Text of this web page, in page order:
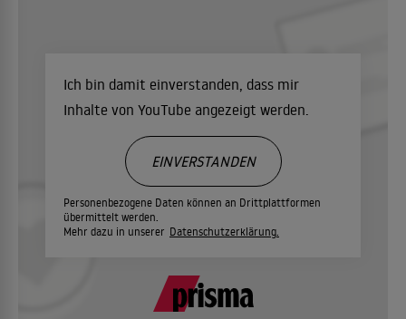
Ich bin damit einverstanden, dass mir
Inhalte von YouTube angezeigt werden.
Personenbezogene Daten können an Drittplattformen
übermittelt werden.
Mehr dazu in unserer Datenschutzerklärung.
EINVERSTANDEN